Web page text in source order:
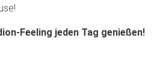
Feeling jeden Tag genießen!